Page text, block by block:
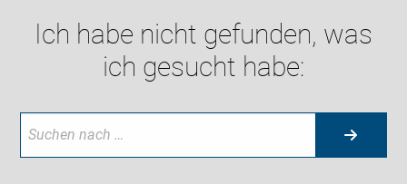
Ich habe nicht gefunden, was
ich gesucht habe: